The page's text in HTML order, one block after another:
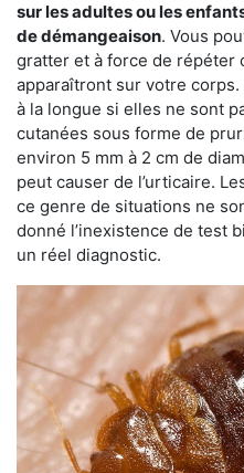
sur les adultes ou les
de démangeaison. Vous
gratter et à force de répéter
apparaîtront sur votre
à la longue si elles ne sont
cutanées sous forme de
environ 5 mm à 2 cm de
peut causer de l’urticaire.
ce genre de situations ne
donné l’inexistence de test
un réel diagnostic.